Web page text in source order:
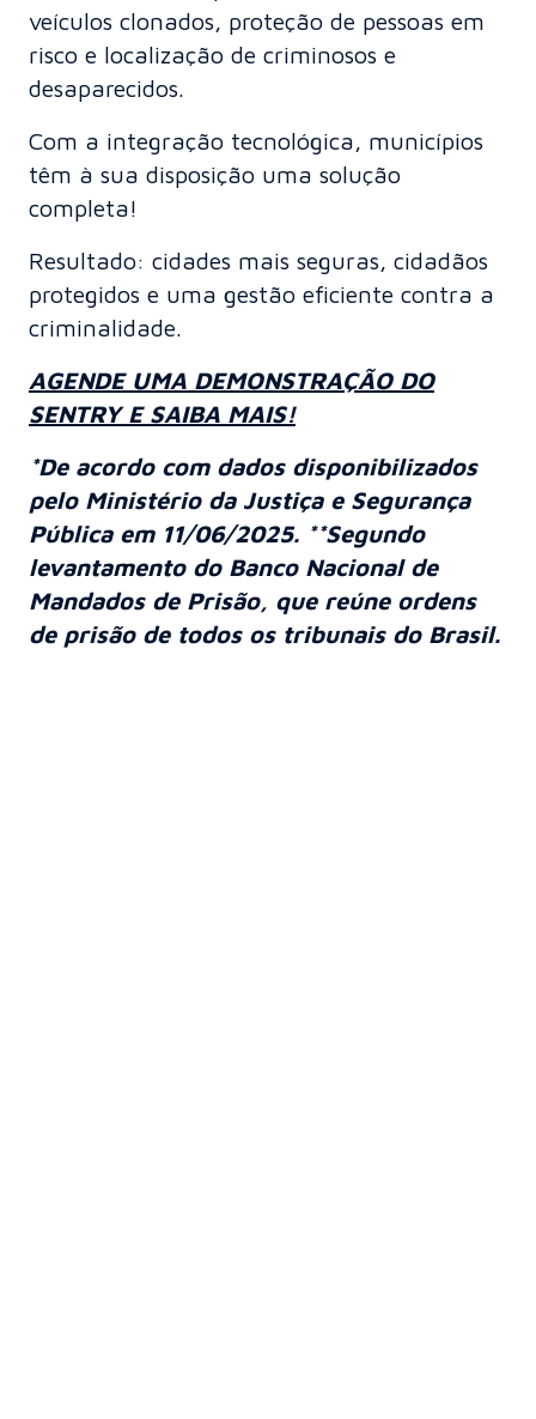
veículos clonados, proteção de pessoas em
risco e localização de criminosos e
desaparecidos.
Com a integração tecnológica, municípios
têm à sua disposição uma solução
completa!
Resultado: cidades mais seguras, cidadãos
protegidos e uma gestão eficiente contra a
criminalidade.
AGENDE UMA DEMONSTRAÇÃO DO
SENTRY E SAIBA MAIS!
*De acordo com dados disponibilizados
pelo Ministério da Justiça e Segurança
Pública em 11/06/2025. **Segundo
levantamento do Banco Nacional de
Mandados de Prisão, que reúne ordens
de prisão de todos os tribunais do Brasil.